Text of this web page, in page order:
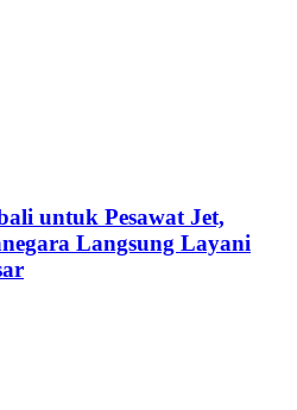
untuk Pesawat Jet,
Langsung Layani